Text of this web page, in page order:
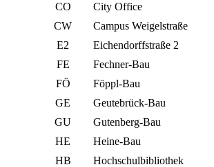
CO
City Office
CW
Campus Weigelstraße
E2
Eichendorffstraße 2
FE
Fechner-Bau
FÖ
Föppl-Bau
GE
Geutebrück-Bau
GU
Gutenberg-Bau
HE
Heine-Bau
HB
Hochschulbibliothek